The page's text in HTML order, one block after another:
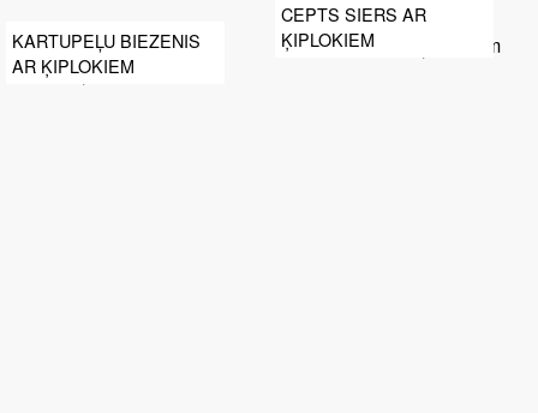
KARTUPEĻU BIEZENIS
AR ĶIPLOKIEM
CEPTS SIERS AR
ĶIPLOKIEM